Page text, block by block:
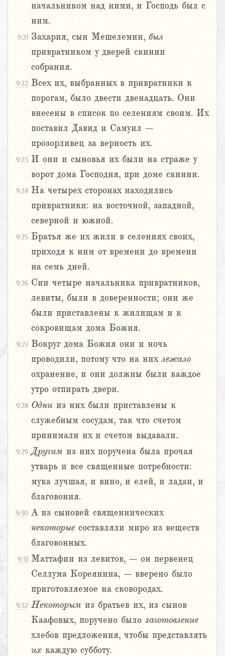
начальником над ними, и Господь был с
ним.
9:21 Захария, сын Мешелемии, был
привратником у дверей скинии
собрания.
9:22 Всех их, выбранных в привратники к
порогам, было двести двенадцать. Они
внесены в список по селениям своим. Их
поставил Давид и Самуил –
прозорливец за верность их.
9:23 И они и сыновья их были на страже у
ворот дома Господня, при доме скинии.
9:24 На четырех сторонах находились
привратники: на восточной, западной,
северной и южной.
9:25 Братья же их жили в селениях своих,
приходя к ним от времени до времени
на семь дней.
9:26 Сии четыре начальника привратников,
левиты, были в доверенности; они же
были приставлены к жилищам и к
сокровищам дома Божия.
9:27 Вокруг дома Божия они и ночь
проводили, потому что на нихлежало
охранение, и они должны были каждое
утро отпирать двери.
9:28 Одни из них были приставлены к
служебным сосудам, так что счетом
принимали их и счетом выдавали.
9:29 Другим из них поручена была прочая
утварь и все священные потребности:
мука лучшая, и вино, и елей, и ладан, и
благовония.
9:30 А из сыновей священнических
некоторые составляли миро из веществ
благовонных.
9:31 Маттафии из левитов, – он первенец
Селлума Кореянина, – вверено было
приготовляемое на сковородах.
9:32 Некоторым из братьев их, из сынов
Каафовых, поручено было заготовление
хлебов предложения, чтобы представлять
их каждую субботу.